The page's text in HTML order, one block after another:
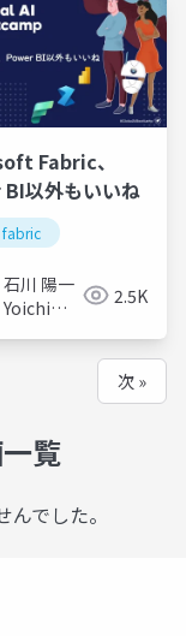
fabric
Fabric、
以外もいいね
fabric
石川 陽一
Yoichi
2.5K
次 »
覧
でした。